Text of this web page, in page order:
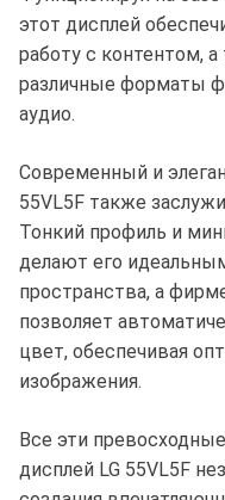
этот дисплей
работу с контентом,
различные форматы
аудио.
Современный и
55VL5F также
Тонкий профиль и
делают его
пространства, а
позволяет
цвет, обеспечивая
изображения.
Все эти
дисплей LG 55VL5F